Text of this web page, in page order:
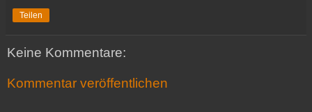
Teilen
Keine Kommentare:
Kommentar veröffentlichen